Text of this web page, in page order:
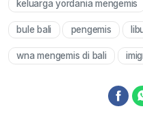
keluarga yordania mengemis
bule bali pengemis
wna mengemis di bali